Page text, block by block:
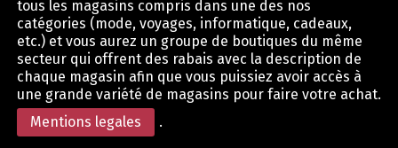
tous les magasins compris dans une des nos
catégories (mode, voyages, informatique, cadeaux,
etc.) et vous aurez un groupe de boutiques du même
secteur qui offrent des rabais avec la description de
chaque magasin afin que vous puissiez avoir accès à
une grande variété de magasins pour faire votre achat.
Mentions legales
.